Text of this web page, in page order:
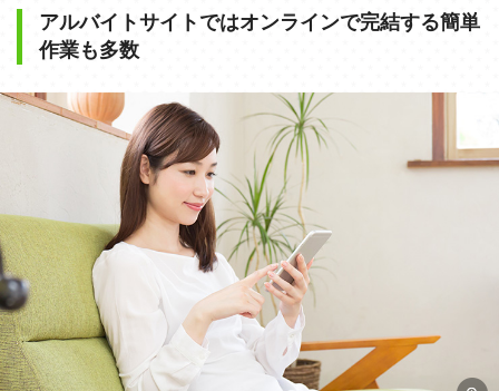
アルバイトサイトではオンラインで完結する簡単
作業も多数